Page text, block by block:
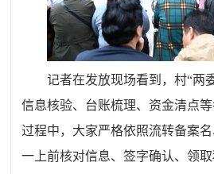
记者在发放现场看到，村“两
信息核验、台账梳理、资金清点
过程中，大家严格依照流转备案
一上前核对信息、签字确认、领